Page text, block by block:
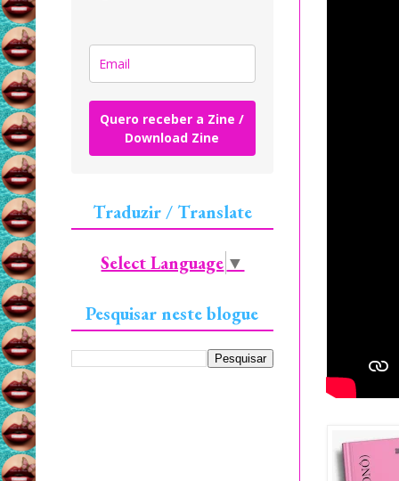
Quero receber a Zine /
Download Zine
Traduzir / Translate
Select Language ▼
Pesquisar neste blogue